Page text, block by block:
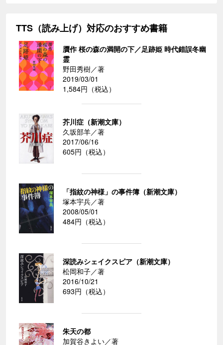
TTS（読み上げ）対応のおすすめ書籍
贋作 桜の森の満開の下／足跡姫 時代錯誤冬幽
霊
野田秀樹／著
2019/03/01
1,584円（税込）
芥川症（新潮文庫）
久坂部羊／著
2017/06/16
605円（税込）
「指紋の神様」の事件簿（新潮文庫）
塚本宇兵／著
2008/05/01
484円（税込）
深読みシェイクスピア（新潮文庫）
松岡和子／著
2016/10/21
693円（税込）
朱天の都
加賀谷きよい／著